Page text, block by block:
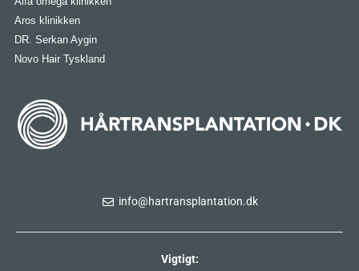
Aros klinikken
DR. Serkan Aygin
Novo Hair Tyskland
info@hartransplantation.dk
Vigtigt: